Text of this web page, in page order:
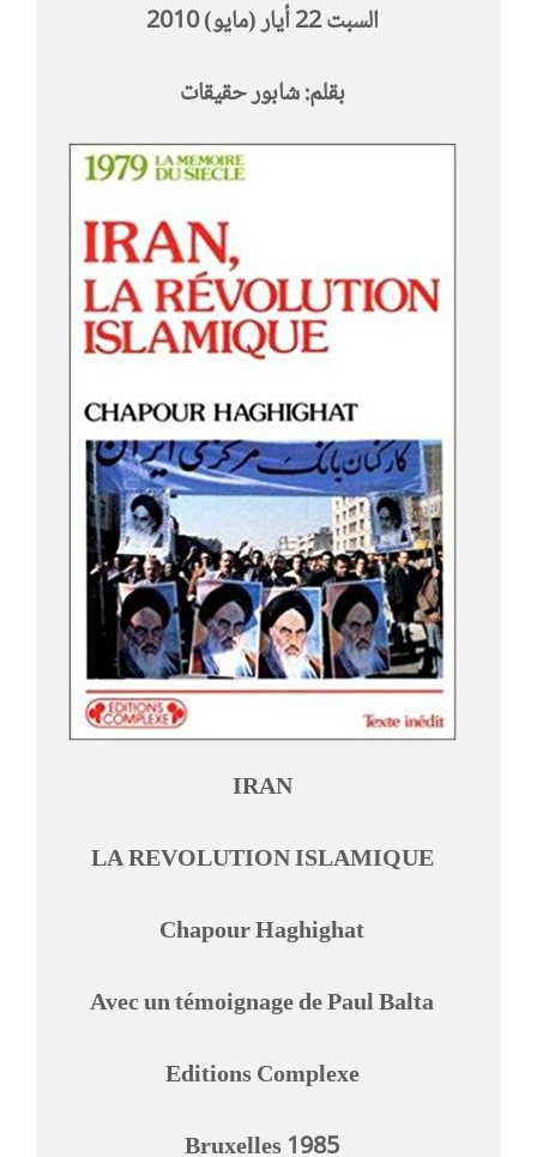
السبت 22 أيار (مايو) 2010
بقلم: شابور حقيقات
IRAN
LA REVOLUTION ISLAMIQUE
Chapour Haghighat
Avec un témoignage de Paul Balta
Editions Complexe
Bruxelles 1985